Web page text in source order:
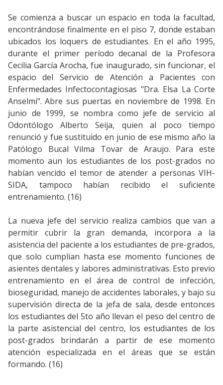
Se comienza a buscar un espacio en toda la facultad,
encontrándose finalmente en el piso 7, donde estaban
ubicados los loquers de estudiantes. En el año 1995,
durante el primer período decanal de la Profesora
Cecilia García Arocha, fue inaugurado, sin funcionar, el
espacio del Servicio de Atención a Pacientes con
Enfermedades Infectocontagiosas "Dra. Elsa La Corte
Anselmi". Abre sus puertas en noviembre de 1998. En
junio de 1999, se nombra como jefe de servicio al
Odontólogo Alberto Seija, quien al poco tiempo
renunció y fue sustituido en junio de ese mismo año la
Patólogo Bucal Vilma Tovar de Araujo. Para este
momento aun los estudiantes de los post-grados no
habían vencido el temor de atender a personas VIH-
SIDA, tampoco habían recibido el suficiente
entrenamiento. (16)
La nueva jefe del servicio realiza cambios que van a
permitir cubrir la gran demanda, incorpora a la
asistencia del paciente a los estudiantes de pre-grados,
que solo cumplían hasta ese momento funciones de
asientes dentales y labores administrativas. Esto previo
entrenamiento en el área de control de infección,
bioseguridad, manejo de accidentes laborales, y bajo su
supervisión directa de la jefa de sala, desde entonces
los estudiantes del 5to año llevan el peso del centro de
la parte asistencial del centro, los estudiantes de los
post-grados brindarán a partir de ese momento
atención especializada en el áreas que se están
formando. (16)